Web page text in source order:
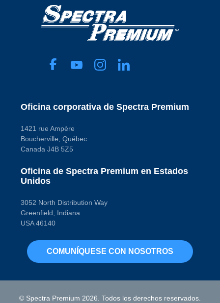
Oficina corporativa de Spectra Premium
1421 rue Ampère
Boucherville, Québec
Canada J4B 5Z5
Oficina de Spectra Premium en Estados
Unidos
3052 North Distribution Way
Greenfield, Indiana
USA 46140
COMUNÍQUESE CON NOSOTROS
© Spectra Premium 2026. Todos los derechos reservados.